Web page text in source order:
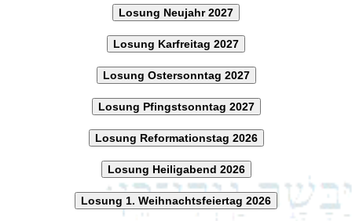
Losung Neujahr 2027
Losung Karfreitag 2027
Losung Ostersonntag 2027
Losung Pfingstsonntag 2027
Losung Reformationstag 2026
Losung Heiligabend 2026
Losung 1. Weihnachtsfeiertag 2026